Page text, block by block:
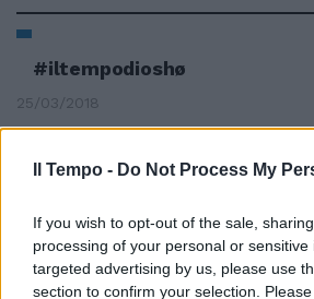
Il Tempo - Do Not Process My
If you wish to opt-out of the sale,
processing of your personal or
targeted advertising by us, please use
section to confirm your selection.
#iltempodioshø
25/03/2018
RIDI SU 'STO SARKOZY
che ci ha portato solo danni
Ambasciatore russo "Parigi
destabilizzò il Mediterraneo"